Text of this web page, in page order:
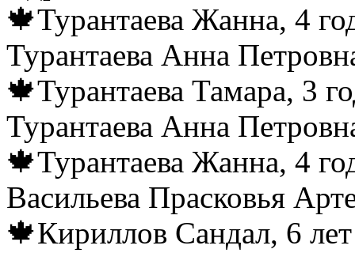
🍁Турантаева Жанна, 4
Турантаева Анна
🍁Турантаева Тамара, 3
Турантаева Анна
🍁Турантаева Жанна, 4
Васильева Прасковья
🍁Кириллов Сандал, 6